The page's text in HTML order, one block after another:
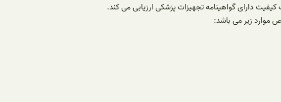
دارای گواهینامه تجهیزات پزشکی ارزیابی می کند.